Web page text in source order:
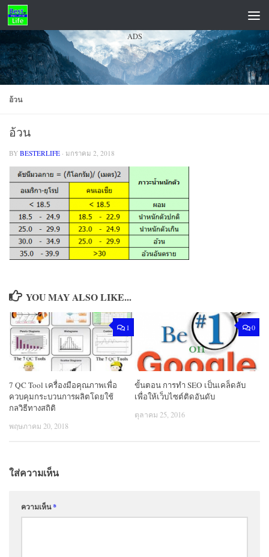
Skip to content
ADS
อ้วน
อ้วน
BY BESTERLIFE · มกราคม 2, 2018
YOU MAY ALSO LIKE...
1
7 QC Tool เครื่องมือคุณภาพเพื่อ
ควบคุมกระบวนการผลิตโดยใช้
กลวิธีทางสถิติ
พฤษภาคม 20, 2018
0
ขั้นตอน การทำ SEO เป็นเคล็ดลับ
เพื่อให้เว็บไซต์ติดอันดับ
ตุลาคม 25, 2016
ใส่ความเห็น
ความเห็น*